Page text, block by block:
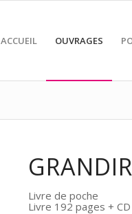
ACCUEIL OUVRAGES
Livre de poche
Livre 192 pages +